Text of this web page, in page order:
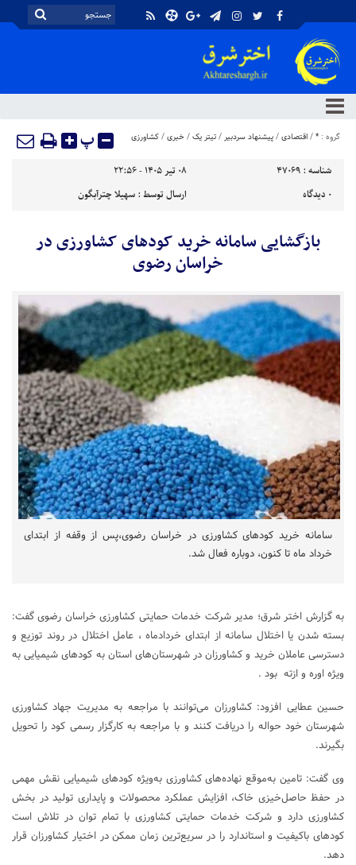
گروه : *
/اقتصادی/پیشنهاد سردبیر/تیتر یک/خبری/کشاورزی پ
شناسه : 47069
۰۸ تیر ۱۴۰۵ - ۲۲:۵۶
۰ دیدگاه ارسال توسط :سهیلا چترآبگون
بازگشایی سامانه خرید کود‌های کشاورزی در
خراسان رضوی
سامانه خرید کود‌های کشاورزی در خراسان رضوی،پس از وقفه از ابتدای
خرداد ماه تا کنون، دوباره فعال شد.
به گزارش اختر شرق؛ مدیر شرکت خدمات حمایتی کشاورزی خراسان رضوی گفت:
بسته شدن یا اختلال سامانه از ابتدای خردادماه ، عامل اختلال در روند توزیع و
دسترسی عاملان خرید و کشاورزان در شهرستان‌های استان به کود‌های شیمیایی به
ویژه اوره و ازته بود .
حسین عطایی افزود: کشاورزان می‌توانند با مراجعه به مدیریت جهاد کشاورزی
شهرستان خود حواله را دریافت کنند و با مراجعه به کارگزار رسمی کود را تحویل
بگیرند.
وی گفت: تامین به‌موقع نهاده‌های کشاورزی به‌ویژه کود‌های شیمیایی نقش مهمی
در حفظ حاصل‌خیزی خاک، افزایش عملکرد محصولات و پایداری تولید در بخش
کشاورزی دارد و شرکت خدمات حمایتی کشاورزی با تمام توان در تلاش است
کود‌های باکیفیت و استاندارد را در سریع‌ترین زمان ممکن در اختیار کشاورزان قرار
دهد.